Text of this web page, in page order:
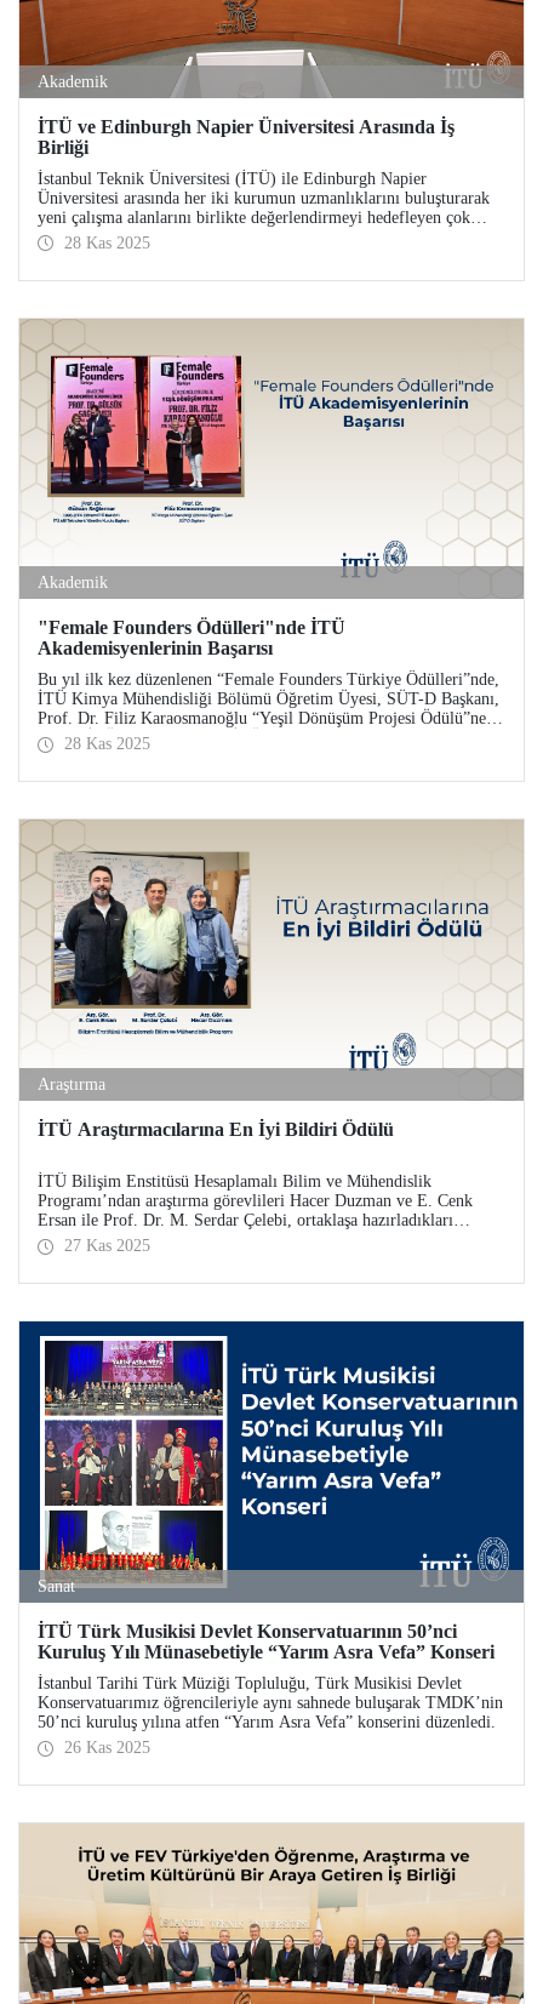
Akademik
İTÜ ve Edinburgh Napier Üniversitesi Arasında İş
Birliği
İstanbul Teknik Üniversitesi (İTÜ) ile Edinburgh Napier
Üniversitesi arasında her iki kurumun uzmanlıklarını buluşturarak
yeni çalışma alanlarını birlikte değerlendirmeyi hedefleyen çok
yönlü bir iş birliği hayata geçirildi.
28 Kas 2025
Akademik
"Female Founders Ödülleri"nde İTÜ
Akademisyenlerinin Başarısı
Bu yıl ilk kez düzenlenen “Female Founders Türkiye Ödülleri”nde,
İTÜ Kimya Mühendisliği Bölümü Öğretim Üyesi, SÜT-D Başkanı,
Prof. Dr. Filiz Karaosmanoğlu “Yeşil Dönüşüm Projesi Ödülü”ne;
önceki İTÜ Rektörlerinden, İTÜ ARI Teknokent Yönetim Kurulu
Başkanı Prof. Dr. Gülsün Sağlamer “Akademinin Kadın Lideri
Ödülü”ne layık görüldü.
28 Kas 2025
Araştırma
İTÜ Araştırmacılarına En İyi Bildiri Ödülü
İTÜ Bilişim Enstitüsü Hesaplamalı Bilim ve Mühendislik
Programı’ndan araştırma görevlileri Hacer Duzman ve E. Cenk
Ersan ile Prof. Dr. M. Serdar Çelebi, ortaklaşa hazırladıkları
çalışmayla European Simulation and Modelling Conference
(ESM’25) kapsamında En İyi Bildiri Ödülü’ne (Best Paper Award)
layık görüldü.
27 Kas 2025
Sanat
İTÜ Türk Musikisi Devlet Konservatuarının 50’nci
Kuruluş Yılı Münasebetiyle “Yarım Asra Vefa” Konseri
İstanbul Tarihi Türk Müziği Topluluğu, Türk Musikisi Devlet
Konservatuarımız öğrencileriyle aynı sahnede buluşarak TMDK’nin
50’nci kuruluş yılına atfen “Yarım Asra Vefa” konserini düzenledi.
26 Kas 2025